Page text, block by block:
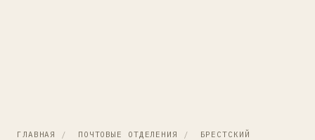
ГЛАВНАЯ / ПОЧТОВЫЕ ОТДЕЛЕНИЯ /
БРЕСТСКИЙ